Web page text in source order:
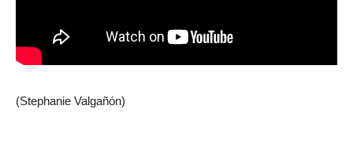
(Stephanie Valgañón)